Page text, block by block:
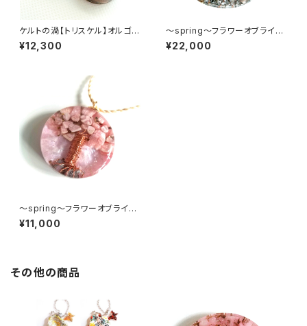
ケルトの渦【トリスケル】オルゴナ
イト
¥12,300
～spring～フラワーオブライフ
コースター
¥22,000
～spring～フラワーオブライフ
ペンダント
¥11,000
その他の商品